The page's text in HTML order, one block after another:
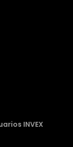
INVEX